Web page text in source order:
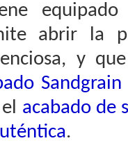
abrir la
y
Sandgrain
acabado de
.